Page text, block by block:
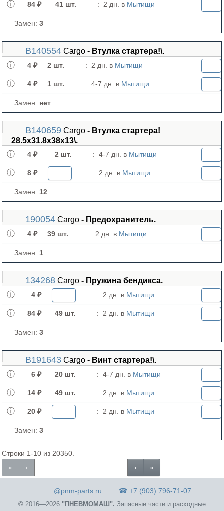
84 ₽ 41 шт. : 2 дн. в Мытищи
Замен: 3
B140554 Cargo - Втулка стартера!\.
4 ₽ 2 шт. : 2 дн. в Мытищи
4 ₽ 1 шт. : 4-7 дн. в Мытищи
Замен: нет
B140659 Cargo - Втулка стартера!
28.5x31.8x38x13\.
4 ₽ 2 шт. : 4-7 дн. в Мытищи
8 ₽ : 2 дн. в Мытищи
Замен: 12
190054 Cargo - Предохранитель.
4 ₽ 39 шт. : 2 дн. в Мытищи
Замен: 1
134268 Cargo - Пружина бендикса.
4 ₽ : 2 дн. в Мытищи
84 ₽ 49 шт. : 2 дн. в Мытищи
Замен: 3
B191643 Cargo - Винт стартера!\.
6 ₽ 20 шт. : 4-7 дн. в Мытищи
14 ₽ 49 шт. : 2 дн. в Мытищи
20 ₽ : 2 дн. в Мытищи
Замен: 3
Строки 1-10 из 20350.
«
‹ › »
@pnm-parts.ru ☎ +7 (903) 796-71-07
©2016—2026 "ПНЕВМОМАШ". Запасные части и расходные